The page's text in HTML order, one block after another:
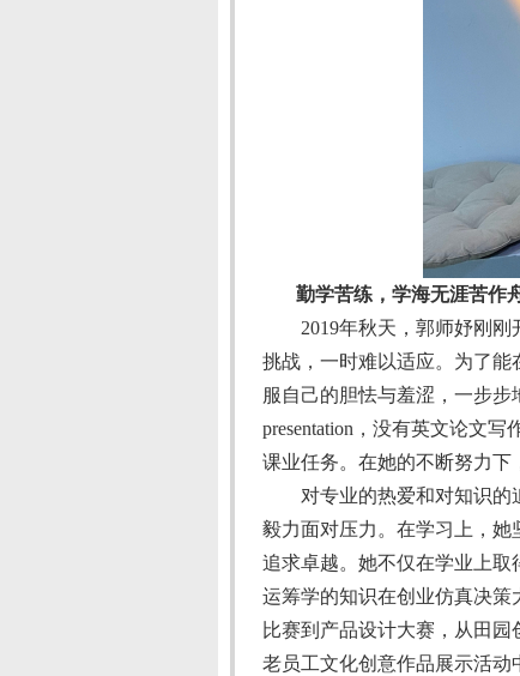
勤学苦练，学海无涯苦作
2019年秋天，郭师妤刚刚
挑战，一时难以适应。为了能
服自己的胆怯与羞涩，一步
presentation ，没有英文论文
课业任务。在她的不断努力下
对专业的热爱和对知识
毅力面对压力。在学习上，她
追求卓越。她不仅在学业上
运筹学的知识在创业仿真决
比赛到产品设计大赛，从田
老员工文化创意作品展示活动